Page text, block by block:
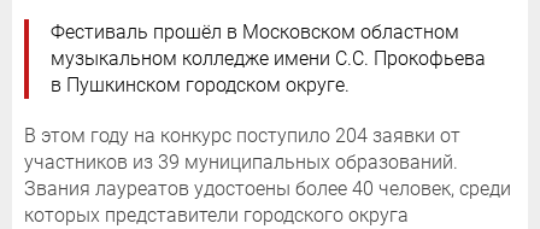
Фестиваль прошёл в Московском областном
музыкальном колледже имени С.С. Прокофьева
в Пушкинском городском округе.
В этом году на конкурс поступило 204 заявки от
участников из 39 муниципальных образований.
Звания лауреатов удостоены более 40 человек, среди
которых представители городского округа